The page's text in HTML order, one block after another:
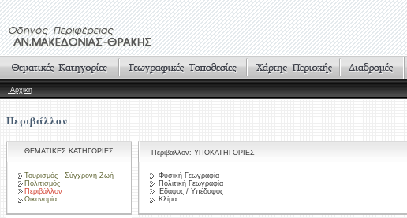
Αρχική
Περιβάλλον
ΘΕΜΑΤΙΚΕΣ ΚΑΤΗΓΟΡΙΕΣ
Τουρισμός - Σύγχρονη Ζωή
Πολιτισμός
Περιβάλλον
Οικονομία
Περιβάλλον: ΥΠΟΚΑΤΗΓΟΡΙΕΣ
Φυσική Γεωγραφία
Πολιτική Γεωγραφία
Έδαφος / Υπέδαφος
Κλίμα